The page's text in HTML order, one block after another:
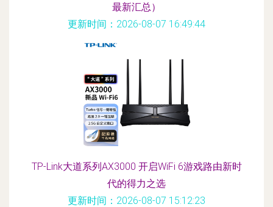
最新汇总）
更新时间：2026-08-07 16:49:44
TP-Link大道系列AX3000 开启WiFi 6游戏路由新时
代的得力之选
更新时间：2026-08-07 15:12:23